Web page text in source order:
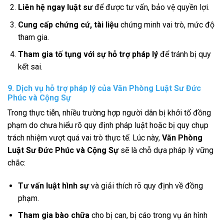
Liên hệ ngay luật sưđể được tư vấn, bảo vệ quyền lợi.
Cung cấp chứng cứ, tài liệuchứng minh vai trò, mức độ
tham gia.
Tham gia tố tụng với sự hỗ trợ pháp lýđể tránh bị quy
kết sai.
9. Dịch vụ hỗ trợ pháp lý của Văn Phòng Luật Sư Đức
Phúc và Cộng Sự
Trong thực tiễn, nhiều trường hợp người dân bị khởi tố đồng
phạm do chưa hiểu rõ quy định pháp luật hoặc bị quy chụp
trách nhiệm vượt quá vai trò thực tế. Lúc này, Văn Phòng
Luật Sư Đức Phúc và Cộng Sự sẽ là chỗ dựa pháp lý vững
chắc:
Tư vấn luật hình sựvà giải thích rõ quy định về đồng
phạm.
Tham gia bào chữacho bị can, bị cáo trong vụ án hình